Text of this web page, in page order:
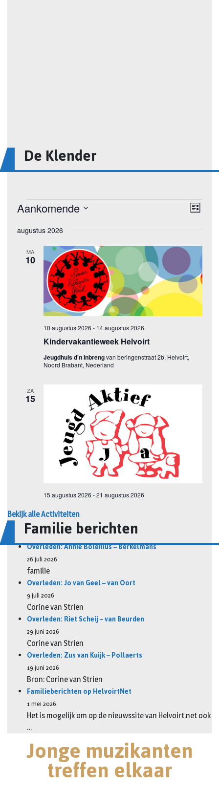
De Klender
Bekijk alle Activiteiten
Familie berichten
Overleden: Annie Bolenius – Berkelmans
26 juli 2026
familie
Overleden: Jo van Geel – van Oort
9 juli 2026
Corine van Strien
Overleden: Riet Scheij – van Beurden
29 juni 2026
Corine van Strien
Overleden: Zus van Kuijk – Pollaerts
19 juni 2026
Bron: Corine van Strien
Familieberichten op HelvoirtNet
1 mei 2026
Het is mogelijk om op de nieuwssite van Helvoirt.net ook
…
Jonge muzikanten
treffen elkaar